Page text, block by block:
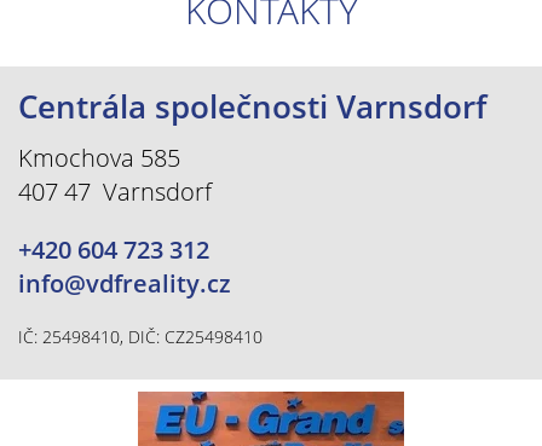
Centrála společnosti Varnsdorf
Kmochova 585
407 47 Varnsdorf
+420 604 723 312
info@vdfreality.cz
IČ: 25498410, DIČ: CZ25498410